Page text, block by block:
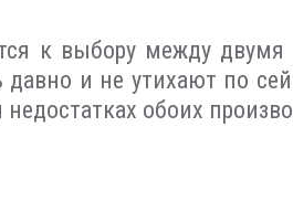
к выбору между
и не утихают по
обоих